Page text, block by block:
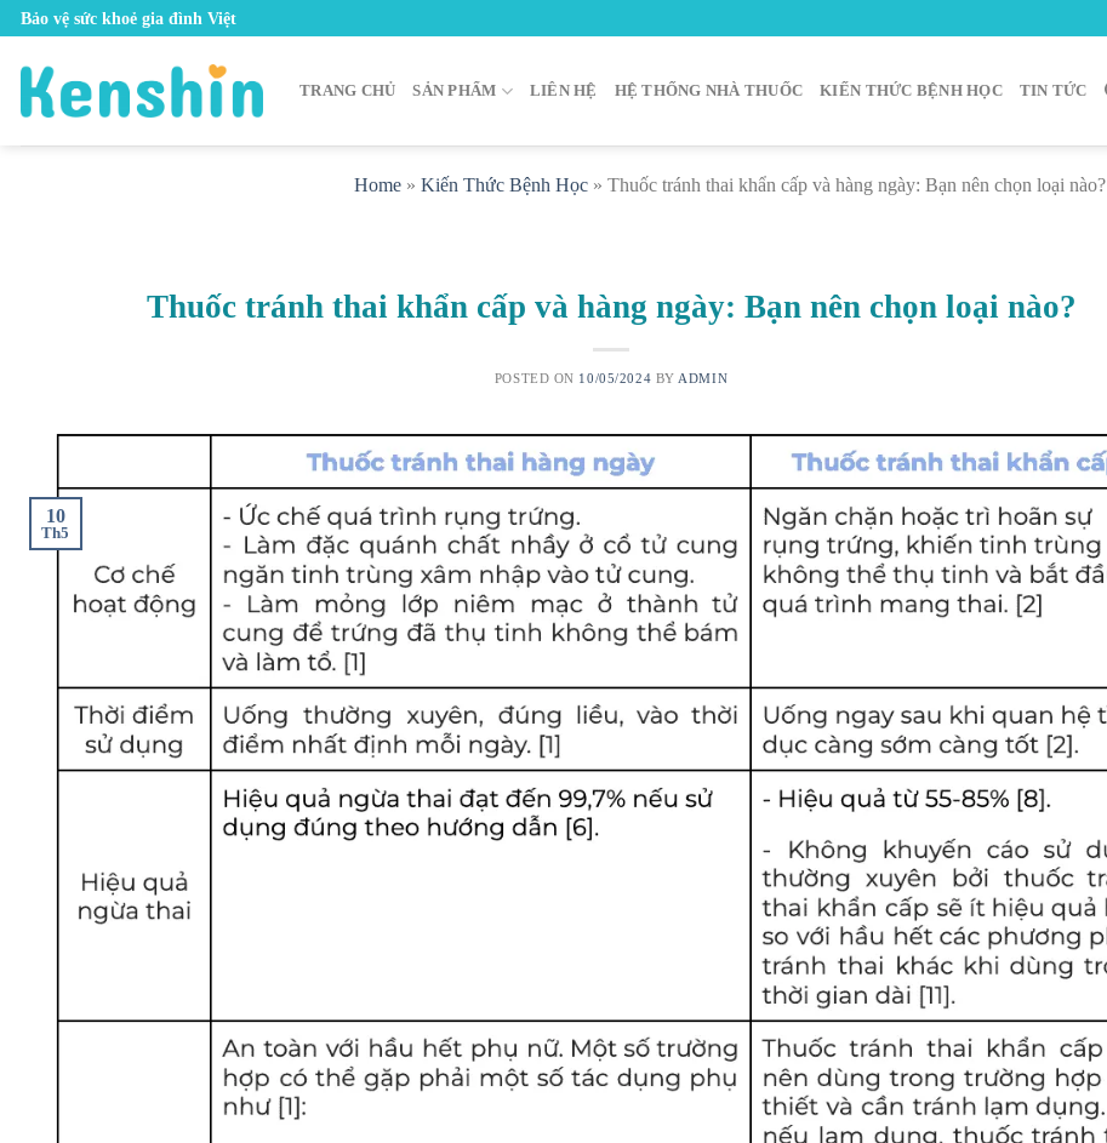
Skip
content
Bảo vệ sức khoẻ gia đình Việt
TRANG CHỦ SẢN PHẨM LIÊN HỆ HỆ THỐNG NHÀ THUỐC KIẾN THỨC BỆNH HỌC TIN TỨC
Home » Kiến Thức Bệnh Học » Thuốc tránh thai khẩn cấp và hàng ngày: Bạn nên chọn loại nào?
Thuốc tránh thai khẩn cấp và hàng ngày: Bạn nên chọn loại nào?
POSTED ON 10/05/2024 BY ADMIN
10
Th5